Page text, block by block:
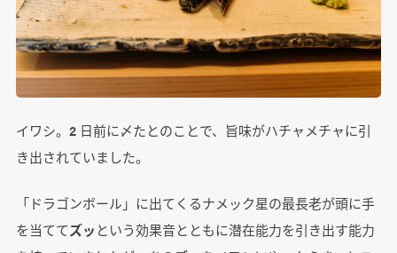
イワシ。2 日前に〆たとのことで、旨味がハチャメチャに引
き出されていました。
「ドラゴンボール」に出てくるナメック星の最長老が頭に手
を当ててズッ という効果音とともに潜在能力を引き出す能力